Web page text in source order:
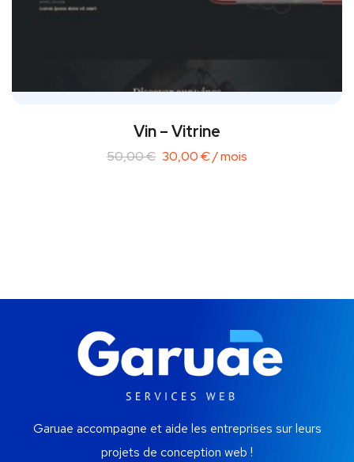
Vin – Vitrine
50,00€ 30,00€/ mois
Garuae accompagne et aide les entreprises sur leurs
projets de conception web !